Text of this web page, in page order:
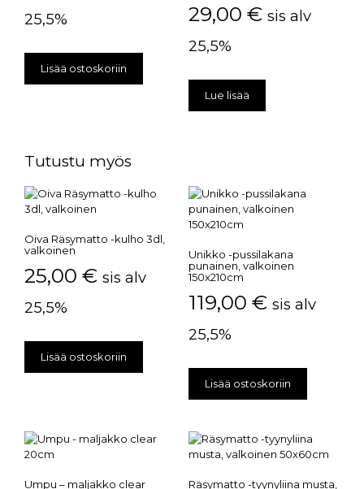
25,5%
Lisää ostoskoriin
29,00 € sis alv
25,5%
Lue lisää
Tutustu myös
Oiva Räsymatto -kulho 3dl,
valkoinen
25,00 € sis alv
25,5%
Lisää ostoskoriin
Unikko -pussilakana
punainen, valkoinen
150x210cm
119,00 € sis alv
25,5%
Lisää ostoskoriin
Umpu – maljakko clear
Räsymatto -tyynyliina musta,